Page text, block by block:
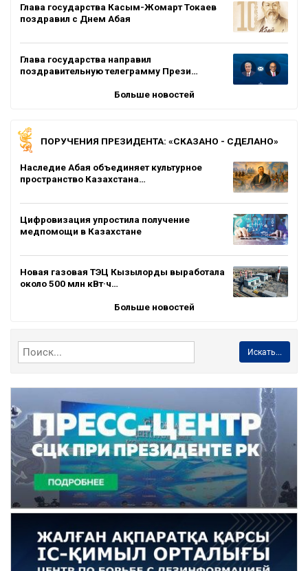
Глава государства Касым-Жомарт Токаев
поздравил с Днем Абая
Глава государства направил
поздравительную телеграмму Прези…
Больше новостей
ПОРУЧЕНИЯ ПРЕЗИДЕНТА: «СКАЗАНО - СДЕЛАНО»
Наследие Абая объединяет культурное
пространство Казахстана…
Цифровизация упростила получение
медпомощи в Казахстане
Новая газовая ТЭЦ Кызылорды выработала
около 500 млн кВт·ч…
Больше новостей
Искать...